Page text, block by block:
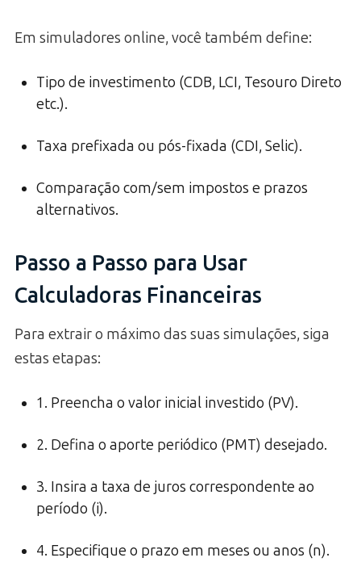
Em simuladores online, você também define:
Tipo de investimento (CDB, LCI, Tesouro Direto
etc.).
Taxa prefixada ou pós-fixada (CDI, Selic).
Comparação com/sem impostos e prazos
alternativos.
Passo a Passo para Usar
Calculadoras Financeiras
Para extrair o máximo das suas simulações, siga
estas etapas:
1. Preencha o valor inicial investido (PV).
2. Defina o aporte periódico (PMT) desejado.
3. Insira a taxa de juros correspondente ao
período (i).
4. Especifique o prazo em meses ou anos (n).